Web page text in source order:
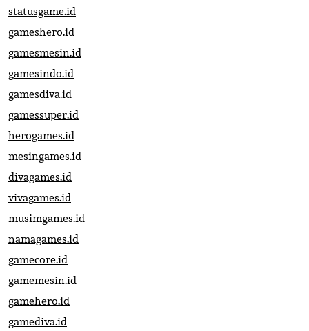
statusgame.id
gameshero.id
gamesmesin.id
gamesindo.id
gamesdiva.id
gamessuper.id
herogames.id
mesingames.id
divagames.id
vivagames.id
musimgames.id
namagames.id
gamecore.id
gamemesin.id
gamehero.id
gamediva.id